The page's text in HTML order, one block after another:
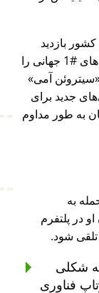
پلتفرم به طور متوسط هفتگی از ۱۷۴ کشور بازدید
داشت و برای بیش از ۷ سال موقعیت‌های #1 جهانی را
سیتروئن آمی
جدید برای
به طور مداوم
در سال ۲۰۱۹ که پس از حمله به
او در پلتفرم
تلقی شود.
۵۰۰) به شکلی
استارتاپ فناوری